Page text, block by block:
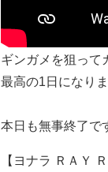
ギンガメを狙って
最高の1日になりま
本日も無事終了で
【ヨナラ ＲＡＹ